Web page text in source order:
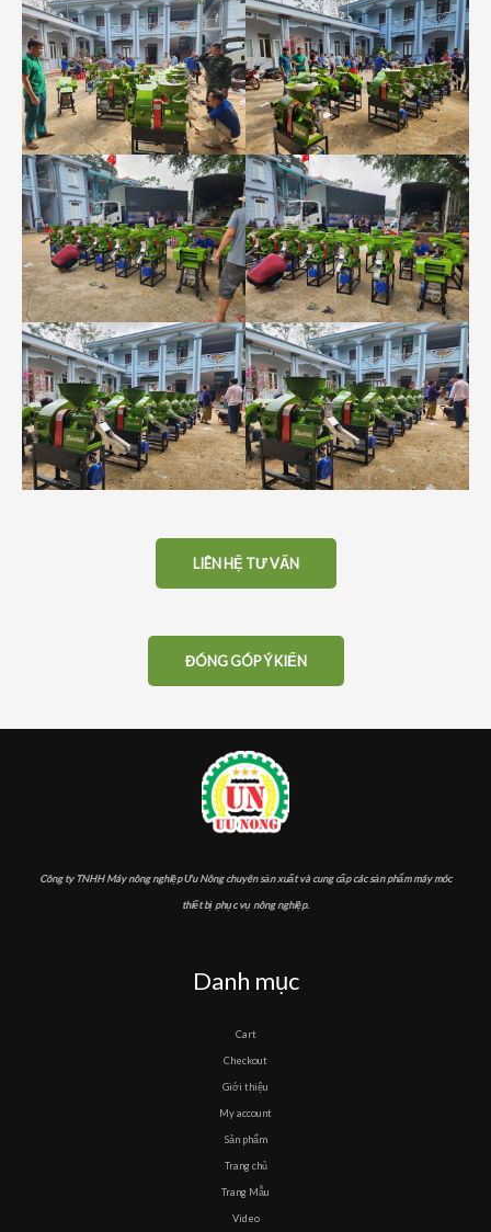
LIÊN HỆ TƯ VẤN
ĐÓNG GÓP Ý KIẾN
Công ty TNHH Máy nông nghiệp Ưu Nông chuyên sản xuất và cung cấp các sản phẩm máy móc
thiết bị phục vụ nông nghiệp.
Danh mục
Cart
Checkout
Giới thiệu
My account
Sản phẩm
Trang chủ
Trang Mẫu
Video